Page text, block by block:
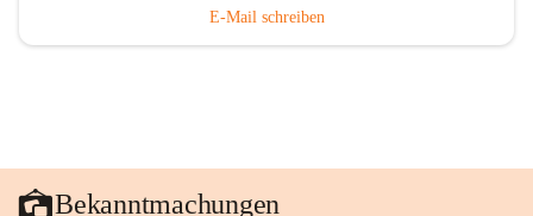
E-Mail schreiben
Bekanntmachungen